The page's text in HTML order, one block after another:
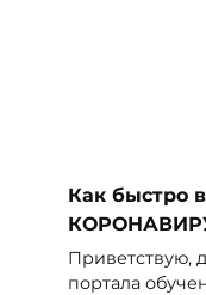
Как быстро
Приветствую,
портала